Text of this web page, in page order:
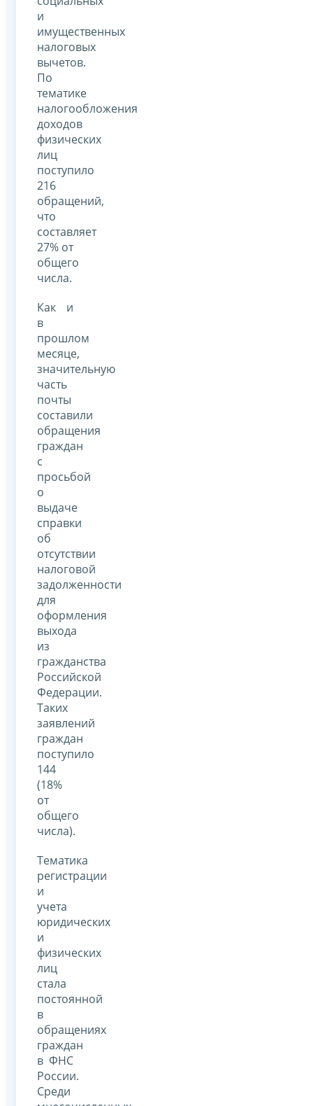
и
имущественных
налоговых
вычетов.
По
тематике
налогообложения
доходов
физических
лиц
поступило
216
обращений,
что
составляет
27% от
общего
числа.
Как и
в
прошлом
месяце,
значительную
часть
почты
составили
обращения
граждан
с
просьбой
о
выдаче
справки
об
отсутствии
налоговой
задолженности
для
оформления
выхода
из
гражданства
Российской
Федерации.
Таких
заявлений
граждан
поступило
144
(18%
от
общего
числа).
Тематика
регистрации
и
учета
юридических
и
физических
лиц
стала
постоянной
в
обращениях
граждан
в ФНС
России.
Среди